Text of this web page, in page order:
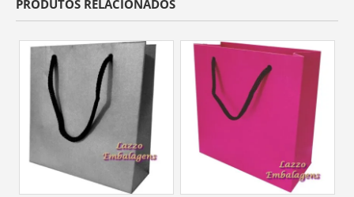
PRODUTOS RELACIONADOS